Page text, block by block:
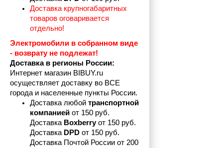
Доставка крупногабаритных
товаров оговаривается
отдельно!
Электромобили в собранном виде
- возврату не подлежат!
Доставка в регионы России:
Интернет магазин BIBUY.ru
осуществляет доставку во ВСЕ
города и населенные пункты России.
Доставка любой транспортной
компанией от 150 руб.
Доставка Boxberry от 150 руб.
Доставка DPD от 150 руб.
Доставка Почтой России от 200